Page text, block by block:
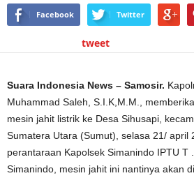
Facebook Twitter
tweet
Suara Indonesia News – Samosir.
Muhammad Saleh, S.I.K,M.M.,
mesin jahit listrik ke Desa Sihusapi,
Sumatera Utara (Sumut), selasa 21/ april
perantaraan Kapolsek Simanindo IPTU T
Simanindo, mesin jahit ini nantinya akan